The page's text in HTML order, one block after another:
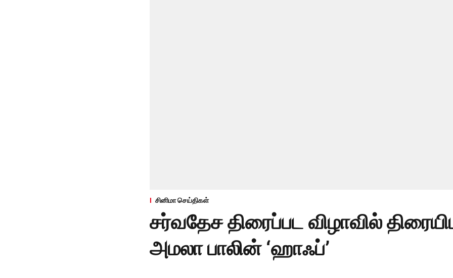
சினிமா செய்திகள்
சர்வதேச திரைப்பட விழாவில்
அமலா பாலின் ‘ஹாஃப்’